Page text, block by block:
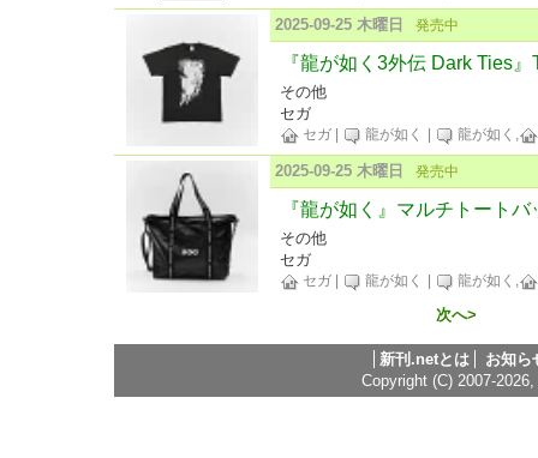
2025-09-25 木曜日 発売中
『龍が如く3外伝 Dark Ties
その他
セガ
セガ 龍が如く 龍が如く,
2025-09-25 木曜日 発売中
『龍が如く』マルチトートバ
その他
セガ
セガ 龍が如く 龍が如く,
次へ>
新刊.netとは
お知ら
Copyright (C) 2007-2026,